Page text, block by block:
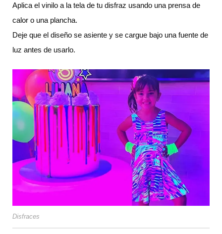
Aplica el vinilo a la tela de tu disfraz usando una prensa de
calor o una plancha.
Deje que el diseño se asiente y se cargue bajo una fuente de
luz antes de usarlo.
Disfraces